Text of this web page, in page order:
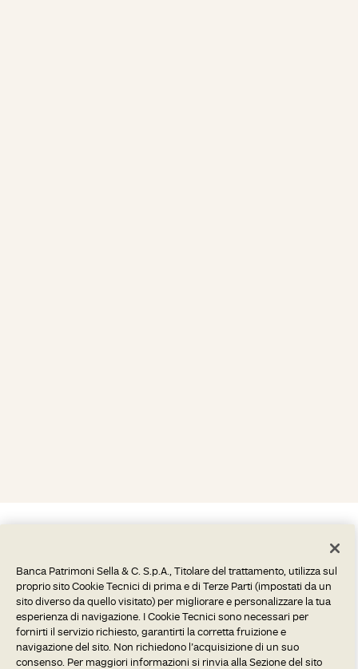
Banca Patrimoni Sella & C. S.p.A., Titolare del trattamento, utilizza sul
proprio sito Cookie Tecnici di prima e di Terze Parti (impostati da un
sito diverso da quello visitato) per migliorare e personalizzare la tua
esperienza di navigazione. I Cookie Tecnici sono necessari per
fornirti il servizio richiesto, garantirti la corretta fruizione e
navigazione del sito. Non richiedono l’acquisizione di un suo
consenso. Per maggiori informazioni si rinvia alla Sezione del sito